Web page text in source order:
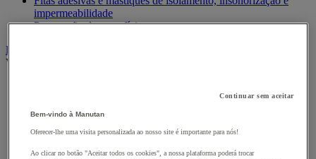
impermeabilidade
Preparação de superfícies
Eletricidade
Ver todas as categorias
Cabo Elétrico
Extensão, tira e enrolador
Tomada e interruptor
Continuar sem aceitar
Bem-vindo à Manutan
Oferecer-lhe uma visita personalizada ao nosso site é importante para nós!
Ao clicar no botão "Aceitar todos os cookies", a nossa plataforma poderá trocar